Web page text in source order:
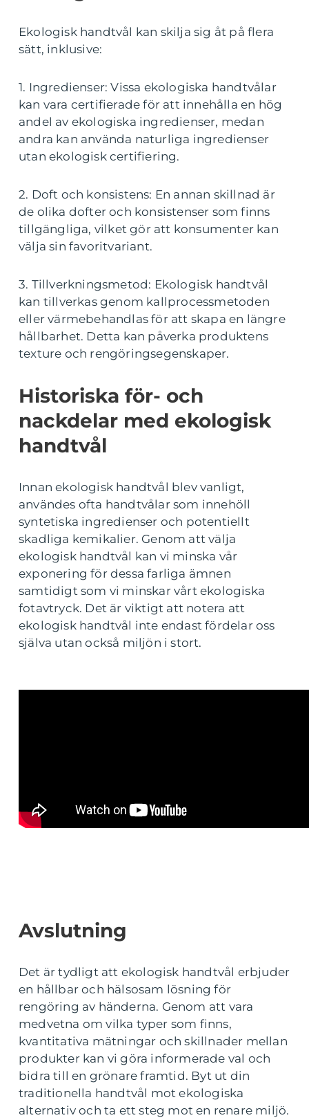
Ekologisk handtvål kan skilja sig åt på flera
sätt, inklusive:
1. Ingredienser: Vissa ekologiska handtvålar
kan vara certifierade för att innehålla en hög
andel av ekologiska ingredienser, medan
andra kan använda naturliga ingredienser
utan ekologisk certifiering.
2. Doft och konsistens: En annan skillnad är
de olika dofter och konsistenser som finns
tillgängliga, vilket gör att konsumenter kan
välja sin favoritvariant.
3. Tillverkningsmetod: Ekologisk handtvål
kan tillverkas genom kallprocessmetoden
eller värmebehandlas för att skapa en längre
hållbarhet. Detta kan påverka produktens
texture och rengöringsegenskaper.
Historiska för- och
nackdelar med ekologisk
handtvål
Innan ekologisk handtvål blev vanligt,
användes ofta handtvålar som innehöll
syntetiska ingredienser och potentiellt
skadliga kemikalier. Genom att välja
ekologisk handtvål kan vi minska vår
exponering för dessa farliga ämnen
samtidigt som vi minskar vårt ekologiska
fotavtryck. Det är viktigt att notera att
ekologisk handtvål inte endast fördelar oss
själva utan också miljön i stort.
Avslutning
Det är tydligt att ekologisk handtvål erbjuder
en hållbar och hälsosam lösning för
rengöring av händerna. Genom att vara
medvetna om vilka typer som finns,
kvantitativa mätningar och skillnader mellan
produkter kan vi göra informerade val och
bidra till en grönare framtid. Byt ut din
traditionella handtvål mot ekologiska
alternativ och ta ett steg mot en renare miljö.